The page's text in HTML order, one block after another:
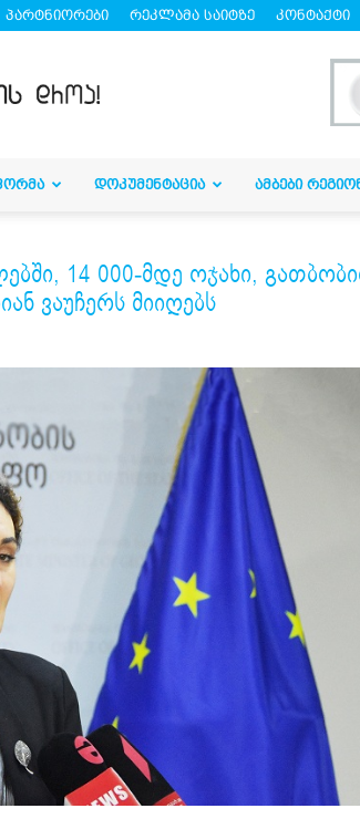
პარტნიორები რეკლამა საიტზე კონტაქტი
ᲓᲝᲙᲣᲛᲔᲜᲢᲐᲪᲘᲐ ᲐᲛᲑᲔᲑᲘ
14 000-მდე ოჯახი,
ვაუჩერს მიიღებს